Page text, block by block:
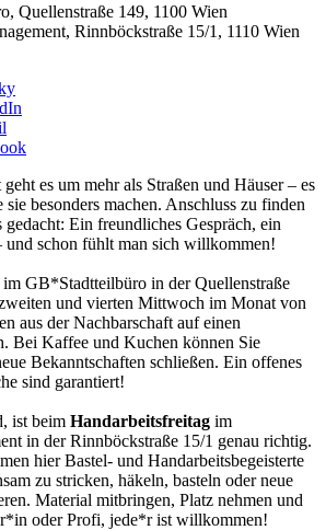
Quellenstraße 149, 1100 Wien
Rinnböckstraße 15/1, 1110 Wien
es um mehr als Straßen und Häuser – es
besonders machen. Anschluss zu finden
Ein freundliches Gespräch, ein
und schon fühlt man sich willkommen!
im GB*Stadtteilbüro in der Quellenstraße
und vierten Mittwoch im Monat von
aus der Nachbarschaft auf einen
Bei Kaffee und Kuchen können Sie
Bekanntschaften schließen. Ein offenes
sind garantiert!
ist beim Handarbeitsfreitag im
in der Rinnböckstraße 15/1 genau richtig.
hier Bastel- und Handarbeitsbegeisterte
zu stricken, häkeln, basteln oder neue
Material mitbringen, Platz nehmen und
oder Profi, jede*r ist willkommen!